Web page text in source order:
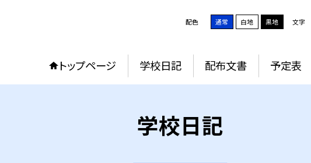
配色 通常 白地 黒地 文字
トップページ 学校日記 配布文書 予定表
学校日記